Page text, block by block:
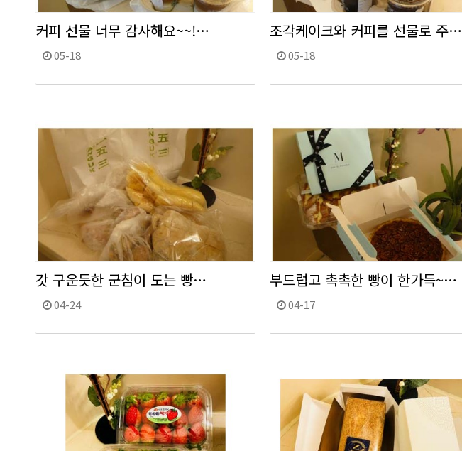
커피 선물 너무 감사해요~~!…
05-18
조각케이크와 커피를 선물로 주…
05-18
갓 구운듯한 군침이 도는 빵…
04-24
부드럽고 촉촉한 빵이 한가득~…
04-17